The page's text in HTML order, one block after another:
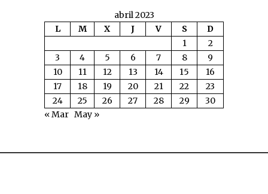
abril 2023
L
M X J V S
D
1
2
3
4 5 6 7 8
9
10
11 12 13 14 15
16
17
18 19 20 21 22
23
24
25 26 27 28 29
30
« Mar May »